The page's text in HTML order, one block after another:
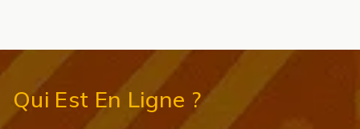
Qui Est En Ligne ?